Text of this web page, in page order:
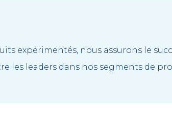
expérimentés, nous assurons le
les leaders dans nos segments de